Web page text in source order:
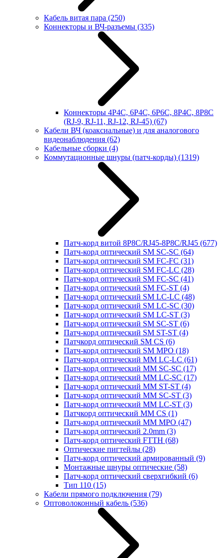
Кабель витая пара (250)
Коннекторы и ВЧ-разъемы (335)
Коннекторы 4P4C, 6P4C, 6P6C, 8P4C, 8P8C
(RJ-9, RJ-11, RJ-12, RJ-45) (67)
Кабели ВЧ (коаксиальные) и для аналогового
видеонаблюдения (62)
Кабельные сборки (4)
Коммутационные шнуры (патч-корды) (1319)
Патч-корд витой 8P8C/RJ45-8P8C/RJ45 (677)
Патч-корд оптический SM SC-SC (64)
Патч-корд оптический SM FC-FC (31)
Патч-корд оптический SM FC-LC (28)
Патч-корд оптический SM FC-SC (41)
Патч-корд оптический SM FC-ST (4)
Патч-корд оптический SM LC-LC (48)
Патч-корд оптический SM LC-SC (30)
Патч-корд оптический SM LC-ST (3)
Патч-корд оптический SM SC-ST (6)
Патч-корд оптический SM ST-ST (4)
Патчкорд оптический SM CS (6)
Патч-корд оптический SM MPO (18)
Патч-корд оптический MM LC-LC (61)
Патч-корд оптический MM SC-SC (17)
Патч-корд оптический MM LC-SC (17)
Патч-корд оптический MM ST-ST (4)
Патч-корд оптический MM SC-ST (3)
Патч-корд оптический MM LC-ST (3)
Патчкорд оптический MM CS (1)
Патч-корд оптический MM MPO (47)
Патч-корд оптический 2.0mm (3)
Патч-корд оптический FTTH (68)
Оптические пигтейлы (28)
Патч-корд оптический армированный (9)
Монтажные шнуры оптические (58)
Патч-корд оптический сверхгибкий (6)
Тип 110 (15)
Кабели прямого подключения (79)
Оптоволоконный кабель (536)